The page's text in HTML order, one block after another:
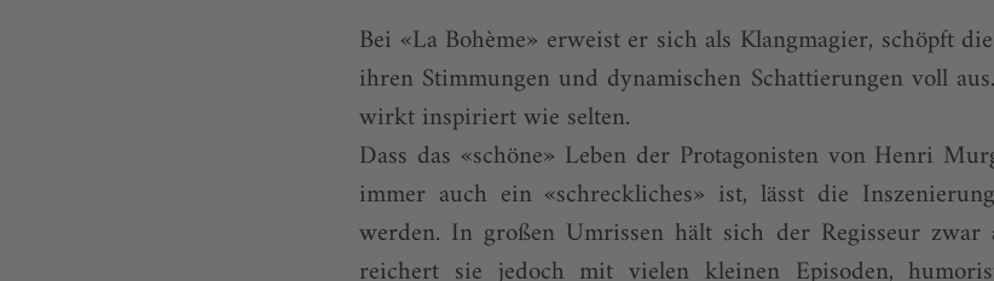
Bei «La Bo­hème» erweist er sich als Klangmagier, schöpft
ihren Stimmungen und dynamischen Schattierungen voll
wirkt inspiriert wie selten.
Dass das «schöne» Leben der Protagonisten von Henri
immer auch ein «schreckliches» ist, lässt die
werden. In großen Umrissen hält sich der Regisseur zwar
reichert sie jedoch mit vielen kleinen Episoden,